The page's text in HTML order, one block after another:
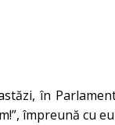
în
împreună cu